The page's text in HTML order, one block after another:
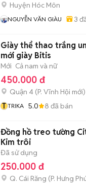
Huyện Hóc Môn
NGUYỄN VĂN GIÀU 3
Giày thể thao trắng
mới giày Bitis
Mới Cả nam và nữ
450.000 đ
Quận 4 (P. Vĩnh Hội mới)
T TRIKA 5.0 8 đã bán
Đồng hồ treo tường
Kim trôi
Đã sử dụng
250.000 đ
Q. Cái Răng (P. Hưng